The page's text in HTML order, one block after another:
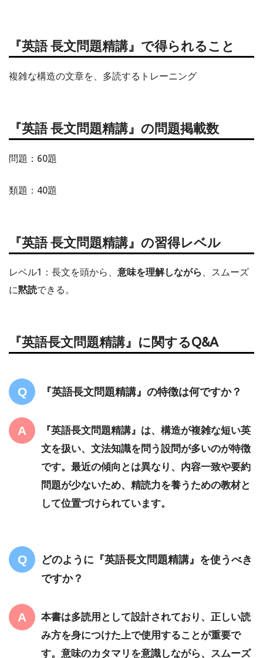
『英語 長文問題精講』で得られること
複雑な構造の文章を、多読するトレーニング
『英語 長文問題精講』の問題掲載数
問題：60題
類題：40題
『英語 長文問題精講』の習得レベル
レベル1：長文を頭から、 意味を理解しながら
、スムーズ
に黙読できる。
『英語長文問題精講』に関するQ&A
『英語長文問題精講』の特徴は何ですか？
『英語長文問題精講』は、構造が複雑な短い英
文を扱い、文法知識を問う設問が多いのが特徴
です。最近の傾向とは異なり、内容一致や要約
問題が少ないため、精読力を養うための教材と
して位置づけられています。
どのように『英語長文問題精講』を使うべき
ですか？
本書は多読用として設計されており、正しい読
み方を身につけた上で使用することが重要で
す。意味のカタマリを意識しながら、スムーズ